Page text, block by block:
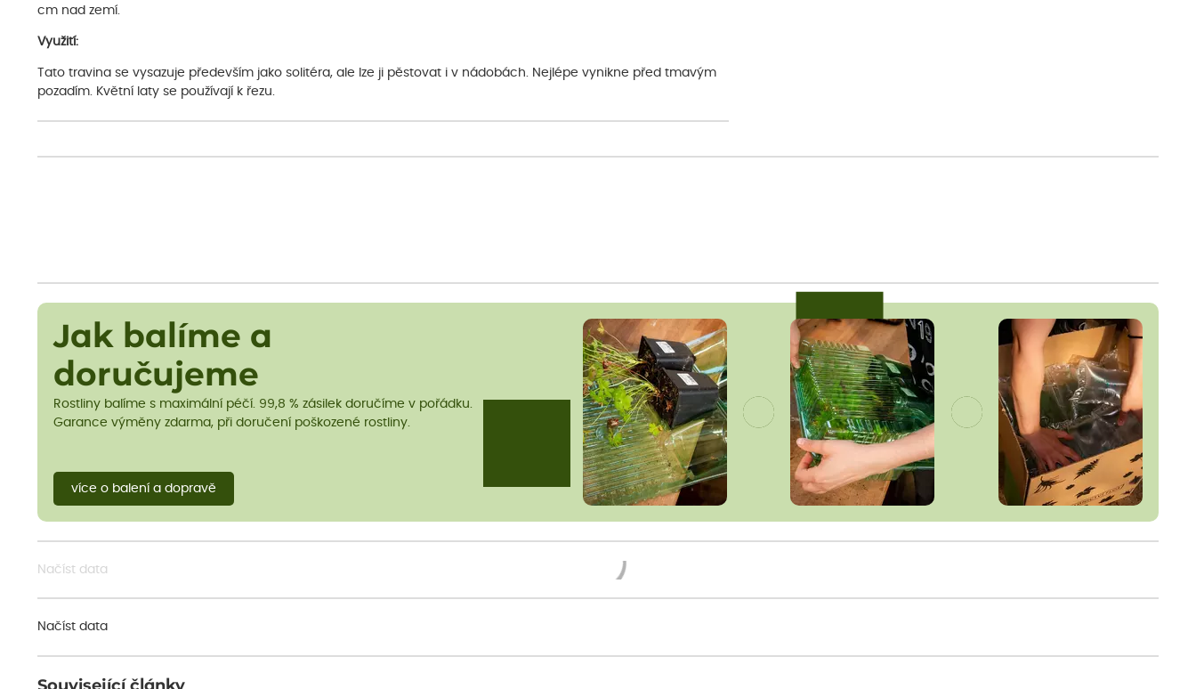
cm nad zemí.
Využití:
Tato travina se vysazuje především jako solitéra, ale lze ji pěstovat i v nádobách. Nejlépe vynikne před tmavým
pozadím. Květní laty se používají k řezu.
Jak balíme a
doručujeme
Rostliny balíme s maximální péčí. 99,8 % zásilek doručíme v pořádku.
Garance výměny zdarma, při doručení poškozené rostliny.
více o balení a dopravě
Načíst data
Načíst data